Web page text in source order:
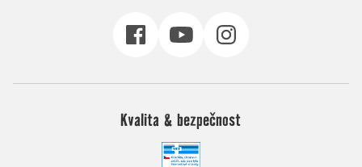
Kvalita & bezpečnost